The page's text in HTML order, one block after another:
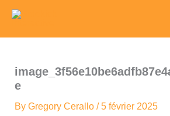
content
e
By Gregory Cerallo /5 février 2025